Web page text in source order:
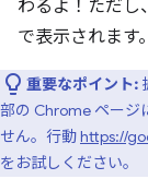
わるよ！ただし
で表示されます。
重要なポイント:
部の Chrome ページ
せん。行動https://
をお試しください。